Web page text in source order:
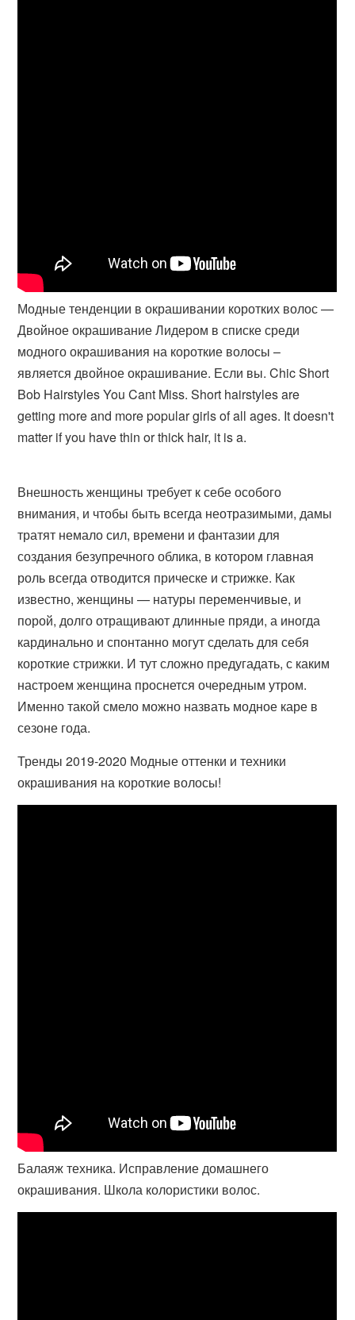
Модные тенденции в окрашивании коротких волос —
Двойное окрашивание Лидером в списке среди
модного окрашивания на короткие волосы –
является двойное окрашивание. Если вы. Chic Short
Bob Hairstyles You Cant Miss. Short hairstyles are
getting more and more popular girls of all ages. It doesn't
matter if you have thin or thick hair, it is a​.
Внешность женщины требует к себе особого
внимания, и чтобы быть всегда неотразимыми, дамы
тратят немало сил, времени и фантазии для
создания безупречного облика, в котором главная
роль всегда отводится прическе и стрижке. Как
известно, женщины — натуры переменчивые, и
порой, долго отращивают длинные пряди, а иногда
кардинально и спонтанно могут сделать для себя
короткие стрижки. И тут сложно предугадать, с каким
настроем женщина проснется очередным утром.
Именно такой смело можно назвать модное каре в
сезоне года.
Тренды 2019-2020 Модные оттенки и техники
окрашивания на короткие волосы!
Балаяж техника. Исправление домашнего
окрашивания. Школа колористики волос.